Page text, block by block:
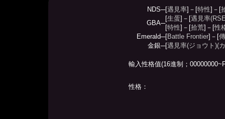
NDS─[遇見率]－[特性]－[
GBA─
[生蛋]－[遇見率
[特性]－[拾荒]－[性
Emerald─[Battle Frontier]－[
金銀─[遇見率(ジョウト)(
輸入性格值(16進制；
性格：